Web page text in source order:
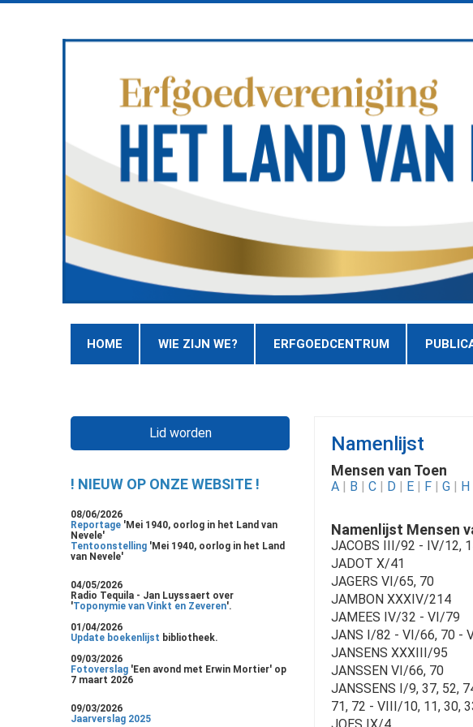
HOME WIE ZIJN WE? ERFGOEDCENTRUM
Lid worden
! NIEUW OP ONZE WEBSITE !
08/06/2026
Reportage 'Mei 1940, oorlog in het Land van
Nevele'
Tentoonstelling 'Mei 1940, oorlog in het Land
van Nevele'
04/05/2026
Radio Tequila - Jan Luyssaert over
'Toponymie van Vinkt en Zeveren'.
01/04/2026
Update boekenlijst bibliotheek.
09/03/2026
Fotoverslag 'Een avond met Erwin Mortier' op
7 maart 2026
09/03/2026
Jaarverslag 2025
Namenlijst
Mensen van Toen
A | B | C | D | E | F | G | H
Namenlijst Mensen
JACOBS III/92 - IV/12,
JADOT X/41
JAGERS VI/65, 70
JAMBON XXXIV/214
JAMEES IV/32 - VI/79
JANS I/82 - VI/66, 70 -
JANSENS XXXIII/95
JANSSEN VI/66, 70
JANSSENS I/9, 37, 52,
71, 72 - VIII/10, 11, 30,